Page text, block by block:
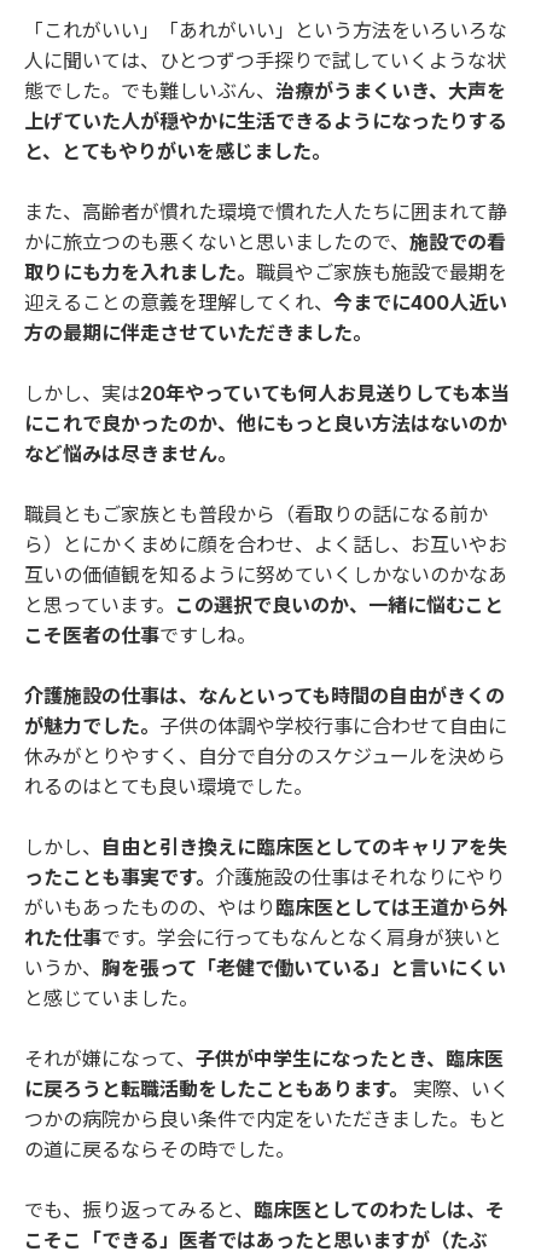
「これがいい」「あれがいい」という方法をいろいろな
人に聞いては、ひとつずつ手探りで試していくような状
態でした。でも難しいぶん、 治療がうまくいき、大声を
上げていた人が穏やかに生活できるようになったりする
と、とてもやりがいを感じました。
また、高齢者が慣れた環境で慣れた人たちに囲まれて静
かに旅立つのも悪くないと思いましたので、 施設での看
取りにも力を入れました。 職員やご家族も施設で最期を
迎えることの意義を理解してくれ、 今までに400人近い
方の最期に伴走させていただきました。
しかし、実は20年やっていても何人お見送りしても本当
にこれで良かったのか、他にもっと良い方法はないのか
など悩みは尽きません。
職員ともご家族とも普段から（看取りの話になる前か
ら）とにかくまめに顔を合わせ、よく話し、お互いやお
互いの価値観を知るように努めていくしかないのかなあ
と思っています。 この選択で良いのか、一緒に悩むこと
こそ医者の仕事ですしね。
介護施設の仕事は、なんといっても時間の自由がきくの
が魅力でした。 子供の体調や学校行事に合わせて自由に
休みがとりやすく、自分で自分のスケジュールを決めら
れるのはとても良い環境でした。
しかし、 自由と引き換えに臨床医としてのキャリアを失
ったことも事実です。 介護施設の仕事はそれなりにやり
がいもあったものの、やはり 臨床医としては王道から外
れた仕事です。学会に行ってもなんとなく肩身が狭いと
いうか、 胸を張って「老健で働いている」と言いにくい
と感じていました。
それが嫌になって、 子供が中学生になったとき、臨床医
に戻ろうと転職活動をしたこともあります。 実際、いく
つかの病院から良い条件で内定をいただきました。もと
の道に戻るならその時でした。
でも、振り返ってみると、 臨床医としてのわたしは、そ
こそこ「できる」医者ではあったと思いますが（たぶ